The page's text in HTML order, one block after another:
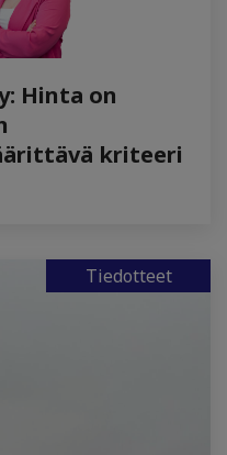
Hinta on
kriteeri
Tiedotteet